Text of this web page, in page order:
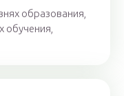
образования,
обучения,